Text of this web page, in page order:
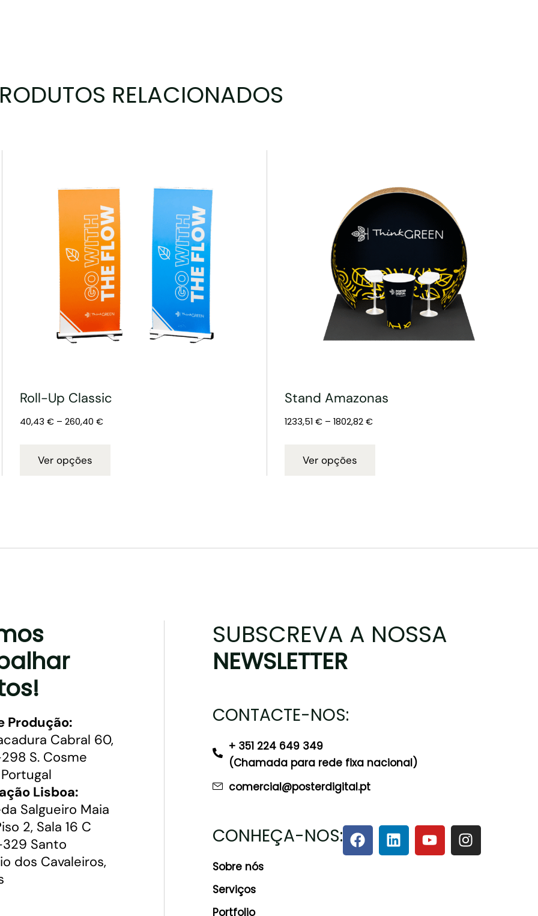
RELACIONADOS
Roll-Up Classic
40,43 € – 260,40 €
Ver opções
Stand Amazonas
1233,51 € – 1802,82 €
Ver opções
Produção:
Cabral 60,
S. Cosme
Lisboa:
Salgueiro Maia
2, Sala 16 C
Santo
dos Cavaleiros,
SUBSCREVA A NOSSA
NEWSLETTER
CONTACTE-NOS:
+ 351 224 649 349
(Chamada para rede fixa nacional)
comercial@posterdigital.pt
CONHEÇA-NOS:
Sobre nós
Serviços
Portfolio